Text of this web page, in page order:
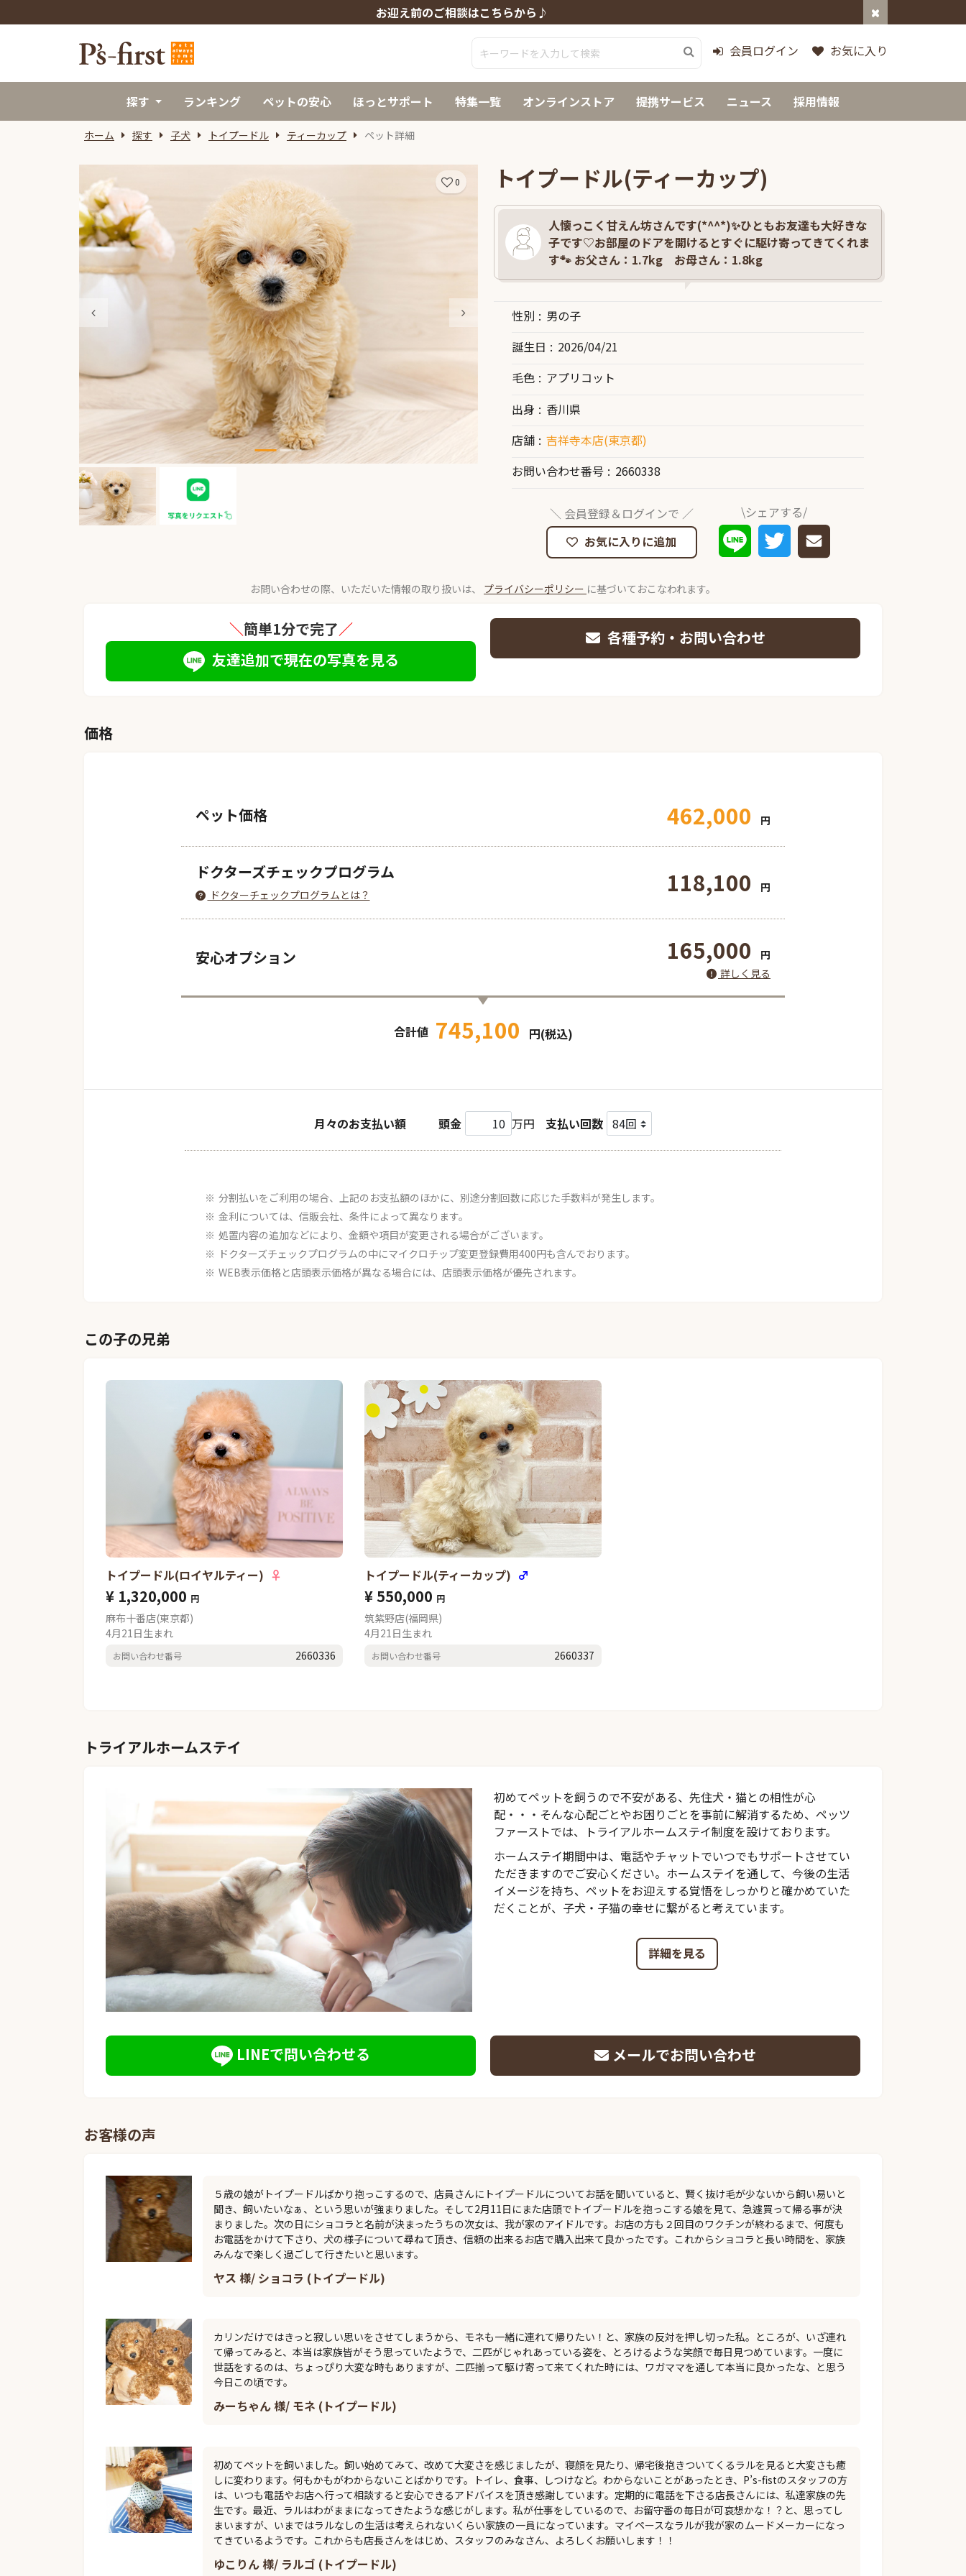
お迎え前のご相談はこちらから♪
会員ログイン お気に入り
探す ランキング ペットの安心 ほっとサポート 特集一覧 オンラインストア 提携サービス ニュース 採用情報
ホーム 探す 子犬 トイプードル ティーカップ ペット詳細
0 トイプードル(ティーカップ)
人懐っこく甘えん坊さんです(*^^*)✨ひともお友達も大好きな
子です♡お部屋のドアを開けるとすぐに駆け寄ってきてくれま
す🐾 お父さん：1.7kg お母さん：1.8kg
性別
男の子
誕生日
2026/04/21
毛色
アプリコット
出身
香川県
店舗
吉祥寺本店(東京都)
お問い合わせ番号
2660338
＼ 会員登録＆ログインで ／
お気に入りに追加
\シェアする/
お問い合わせの際、いただいた情報の取り扱いは、 プライバシーポリシー に基づいておこなわれます。
＼簡単1分で完了／
友達追加で現在の写真を見る
各種予約・お問い合わせ
価格
ペット価格 462,000 円
ドクターズチェックプログラム
ドクターチェックプログラムとは？ 118,100 円
安心オプション 165,000
円
詳しく見る
合計値 745,100 円(税込)
月々のお支払い額 頭金 万円 支払い回数
分割払いをご利用の場合、上記のお支払額のほかに、別途分割回数に応じた手数料が発生します。
金利については、信販会社、条件によって異なります。
処置内容の追加などにより、金額や項目が変更される場合がございます。
ドクターズチェックプログラムの中にマイクロチップ変更登録費用400円も含んでおります。
WEB表示価格と店頭表示価格が異なる場合には、店頭表示価格が優先されます。
この子の兄弟
トイプードル(ロイヤルティー) ♀
¥ 1,320,000 円
麻布十番店(東京都)
4月21日生まれ
お問い合わせ番号 2660336
トイプードル(ティーカップ) ♂
¥ 550,000 円
筑紫野店(福岡県)
4月21日生まれ
お問い合わせ番号 2660337
トライアルホームステイ
初めてペットを飼うので不安がある、先住犬・猫との相性が心
配・・・そんな心配ごとやお困りごとを事前に解消するため、ペッツ
ファーストでは、トライアルホームステイ制度を設けております。
ホームステイ期間中は、電話やチャットでいつでもサポートさせてい
ただきますのでご安心ください。ホームステイを通して、今後の生活
イメージを持ち、ペットをお迎えする覚悟をしっかりと確かめていた
だくことが、子犬・子猫の幸せに繋がると考えています。
詳細を見る
LINEで問い合わせる メールでお問い合わせ
お客様の声
５歳の娘がトイプードルばかり抱っこするので、店員さんにトイプードルについてお話を聞いていると、賢く抜け毛が少ないから飼い易いと
聞き、飼いたいなぁ、という思いが強まりました。そして2月11日にまた店頭でトイプードルを抱っこする娘を見て、急遽買って帰る事が決
まりました。次の日にショコラと名前が決まったうちの次女は、我が家のアイドルです。お店の方も２回目のワクチンが終わるまで、何度も
お電話をかけて下さり、犬の様子について尋ねて頂き、信頼の出来るお店で購入出来て良かったです。これからショコラと長い時間を、家族
みんなで楽しく過ごして行きたいと思います。
ヤス 様/ ショコラ (トイプードル)
カリンだけではきっと寂しい思いをさせてしまうから、モネも一緒に連れて帰りたい！と、家族の反対を押し切った私。ところが、いざ連れ
て帰ってみると、本当は家族皆がそう思っていたようで、二匹がじゃれあっている姿を、とろけるような笑顔で毎日見つめています。一度に
世話をするのは、ちょっぴり大変な時もありますが、二匹揃って駆け寄って来てくれた時には、ワガママを通して本当に良かったな、と思う
今日この頃です。
みーちゃん 様/ モネ (トイプードル)
初めてペットを飼いました。飼い始めてみて、改めて大変さを感じましたが、寝顔を見たり、帰宅後抱きついてくるラルを見ると大変さも癒
しに変わります。何もかもがわからないことばかりです。トイレ、食事、しつけなど。わからないことがあったとき、P’s-fistのスタッフの方
は、いつも電話やお店へ行って相談すると安心できるアドバイスを頂き感謝しています。定期的に電話を下さる店長さんには、私達家族の先
生です。最近、ラルはわがままになってきたような感じがします。私が仕事をしているので、お留守番の毎日が可哀想かな！？と、思ってし
まいますが、いまではラルなしの生活は考えられないくらい家族の一員になっています。マイペースなラルが我が家のムードメーカーになっ
てきているようです。これからも店長さんをはじめ、スタッフのみなさん、よろしくお願いします！！
ゆこりん 様/ ラルゴ (トイプードル)